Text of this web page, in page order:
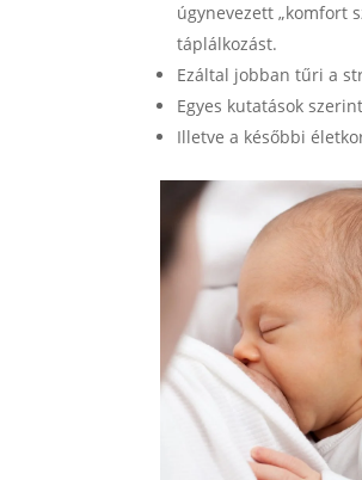
úgynevezett „komfort
táplálkozást.
Ezáltal jobban tűri a
Egyes kutatások
Illetve a későbbi